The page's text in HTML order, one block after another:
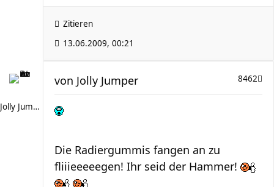
Zitieren
13.06.2009, 00:21
Jolly Jumper
8462
von Jolly Jumper
Die Radiergummis fangen an zu
fliiieeeeegen! Ihr seid der Hammer!